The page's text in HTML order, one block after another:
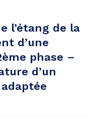
l’étang de la
d’une
phase –
d’un